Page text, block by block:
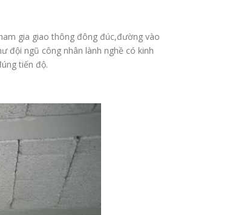
gia giao thông đông đúc,đường vào
đội ngũ công nhân lành nghề có kinh
tiến độ.